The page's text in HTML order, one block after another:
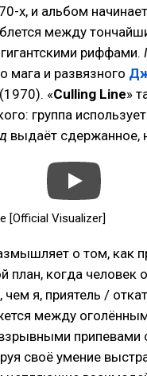
х, и альбом
между
риффами.
мага и развязного
«Culling Line»
группа
выдаёт сдержанное,
[Official Visualizer]
о том, как
план, когда человек
чем я, приятель /
между
своё умение